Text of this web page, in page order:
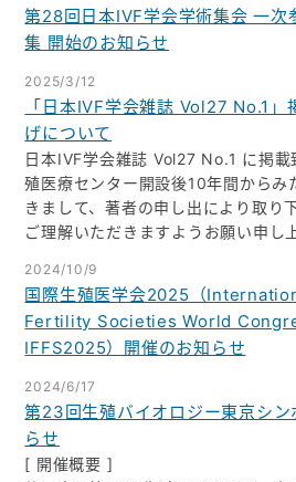
第28回日本IVF学会学術集会 一次
集 開始のお知らせ
2025/3/12
「日本IVF学会雑誌 Vol27 No.1」
げについて
日本IVF学会雑誌 Vol27 No.1 に掲載
殖医療センター開設後10年間からみ
きまして、著者の申し出により取り
ご理解いただきますようお願い申し
2024/10/9
国際生殖医学会2025（
Fertility Societies World
IFFS2025）開催のお知らせ
2024/6/17
第23回生殖バイオロジー東京シン
らせ
[ 開催概要 ]